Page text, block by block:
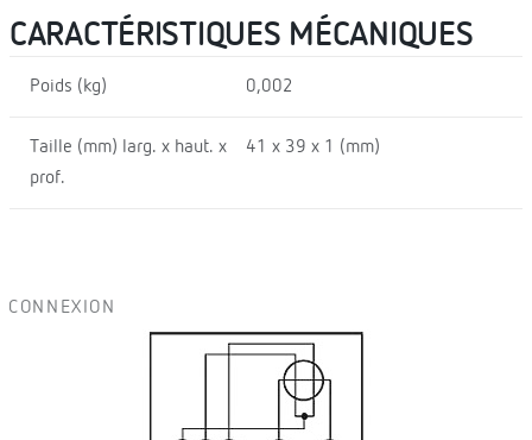
CARACTÉRISTIQUES MÉCANIQUES
Poids (kg) 0,002
Taille (mm) larg. x haut. x
prof.
41 x 39 x 1 (mm)
CONNEXION